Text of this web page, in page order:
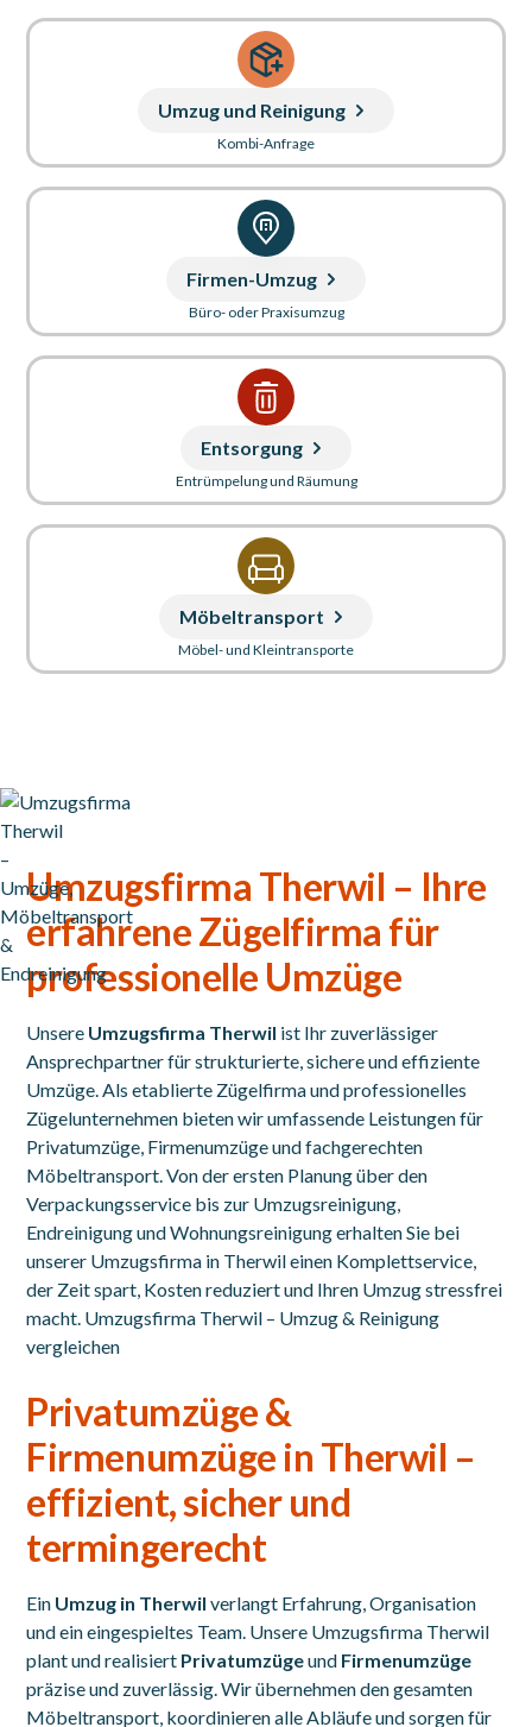
Umzug und Reinigung
Kombi-Anfrage
Firmen-Umzug
Büro- oder Praxisumzug
Entsorgung
Entrümpelung und Räumung
Möbeltransport
Möbel- und Kleintransporte
Umzugsfirma Therwil – Ihre
erfahrene Zügelfirma für
professionelle Umzüge
Unsere Umzugsfirma Therwil ist Ihr zuverlässiger
Ansprechpartner für strukturierte, sichere und effiziente
Umzüge. Als etablierte Zügelfirma und professionelles
Zügelunternehmen bieten wir umfassende Leistungen für
Privatumzüge, Firmenumzüge und fachgerechten
Möbeltransport. Von der ersten Planung über den
Verpackungsservice bis zur Umzugsreinigung,
Endreinigung und Wohnungsreinigung erhalten Sie bei
unserer Umzugsfirma in Therwil einen Komplettservice,
der Zeit spart, Kosten reduziert und Ihren Umzug stressfrei
macht. Umzugsfirma Therwil – Umzug & Reinigung
vergleichen
Privatumzüge &
Firmenumzüge in Therwil –
effizient, sicher und
termingerecht
Ein Umzug in Therwil verlangt Erfahrung, Organisation
und ein eingespieltes Team. Unsere Umzugsfirma Therwil
plant und realisiert Privatumzügeund Firmenumzüge
präzise und zuverlässig. Wir übernehmen den gesamten
Möbeltransport, koordinieren alle Abläufe und sorgen für